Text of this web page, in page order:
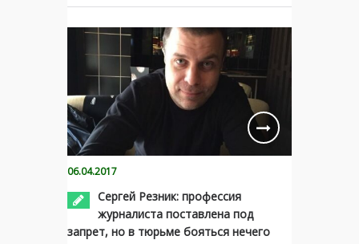
06.04.2017
Сергей Резник: профессия
журналиста поставлена под
запрет, но в тюрьме бояться нечего